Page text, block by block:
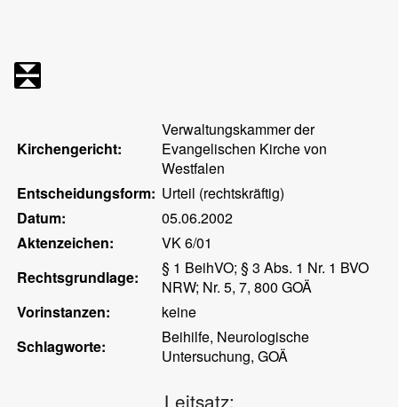
Kirchengericht:
Verwaltungskammer der
Evangelischen Kirche von
Westfalen
Entscheidungsform: Urteil (rechtskräftig)
Datum:
05.06.2002
Aktenzeichen:
VK 6/01
Rechtsgrundlage:
§ 1 BeihVO; § 3 Abs. 1 Nr. 1 BVO
NRW; Nr. 5, 7, 800 GOÄ
Vorinstanzen:
keine
Schlagworte:
Beihilfe, Neurologische
Untersuchung, GOÄ
Leitsatz: